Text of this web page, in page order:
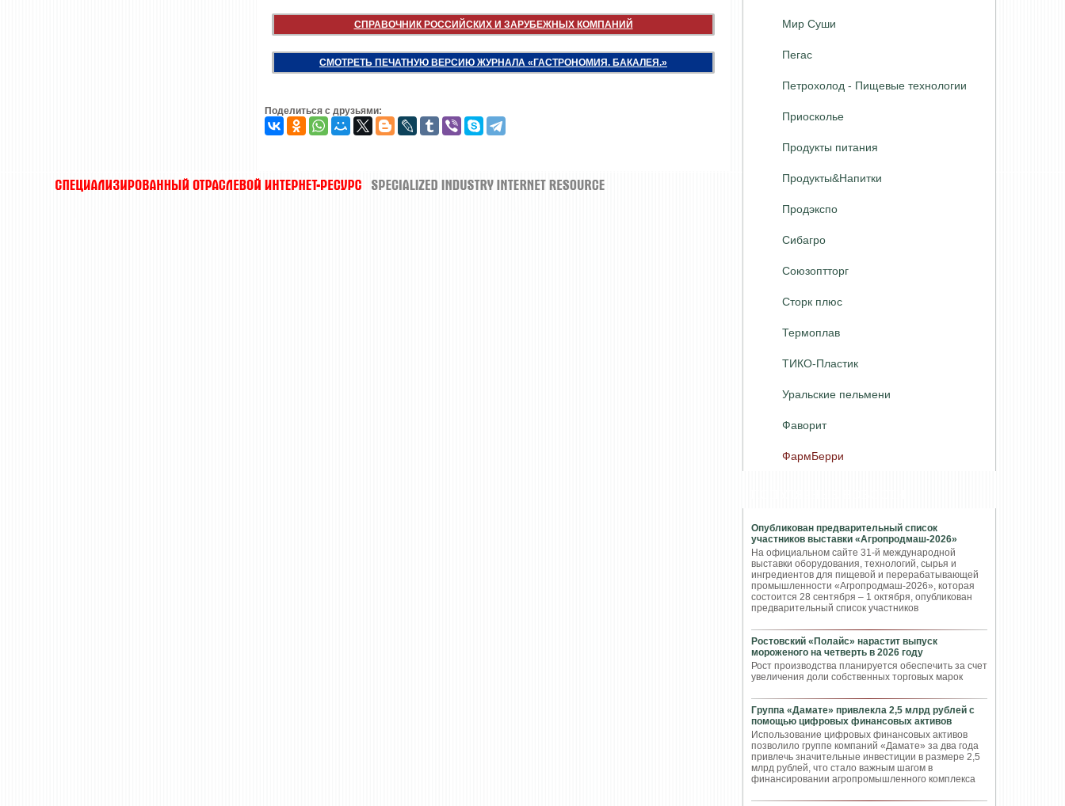
Мир Суши
Пегас
Петрохолод - Пищевые технологии
Приосколье
Продукты питания
Продукты&Напитки
Продэкспо
Сибагро
Союзоптторг
Сторк плюс
Термоплав
ТИКО-Пластик
Уральские пельмени
Фаворит
ФармБерри
Опубликован предварительный список
участников выставки «Агропродмаш-2026»
На официальном сайте 31-й международной
выставки оборудования, технологий, сырья и
ингредиентов для пищевой и перерабатывающей
промышленности «Агропродмаш-2026», которая
состоится 28 сентября – 1 октября, опубликован
предварительный список участников
Ростовский «Полайс» нарастит выпуск
мороженого на четверть в 2026 году
Рост производства планируется обеспечить за счет
увеличения доли собственных торговых марок
Группа «Дамате» привлекла 2,5 млрд рублей с
помощью цифровых финансовых активов
Использование цифровых финансовых активов
позволило группе компаний «Дамате» за два года
привлечь значительные инвестиции в размере 2,5
млрд рублей, что стало важным шагом в
финансировании агропромышленного комплекса
СПРАВОЧНИК РОССИЙСКИХ И ЗАРУБЕЖНЫХ КОМПАНИЙ
СМОТРЕТЬ ПЕЧАТНУЮ ВЕРСИЮ ЖУРНАЛА «ГАСТРОНОМИЯ. БАКАЛЕЯ.»
Поделиться с друзьями: